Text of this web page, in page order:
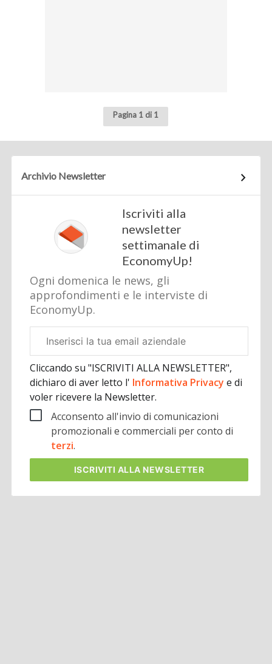
Pagina 1 di 1
Archivio Newsletter
Iscriviti alla
newsletter
settimanale di
EconomyUp!
Ogni domenica le news, gli
approfondimenti e le interviste di
EconomyUp.
aziendale
Cliccando su "ISCRIVITI ALLA NEWSLETTER",
dichiaro di aver letto l' Informativa Privacye di
voler ricevere la Newsletter.
Acconsento all'invio di comunicazioni
promozionali e commerciali per conto di
terzi.
ISCRIVITI ALLA NEWSLETTER